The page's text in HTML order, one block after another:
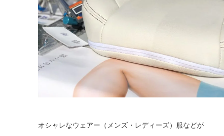
オシャレなウェアー（メンズ・レディーズ）服などが